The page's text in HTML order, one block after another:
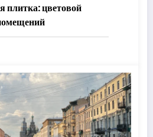
плитка: цветовой